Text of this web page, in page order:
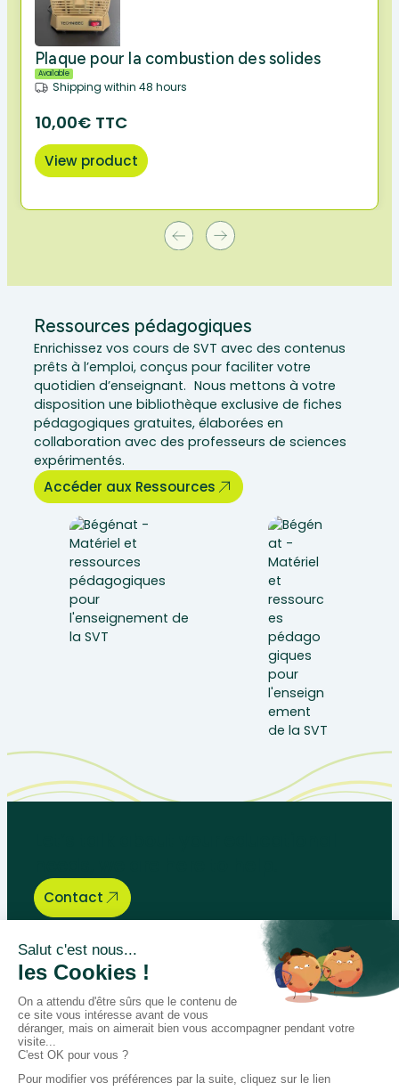
Plaque pour la combustion des solides
Available
Shipping within 48 hours
10,00€ TTC
View product
Ressources pédagogiques
Enrichissez vos cours de SVT avec des contenus
prêts à l’emploi, conçus pour faciliter votre
quotidien d’enseignant. Nous mettons à votre
disposition une bibliothèque exclusive de fiches
pédagogiques gratuites, élaborées en
collaboration avec des professeurs de sciences
expérimentés.
Accéder aux Ressources
Contact
Bégénat
Level of education
News
Return policy
100% secure payment